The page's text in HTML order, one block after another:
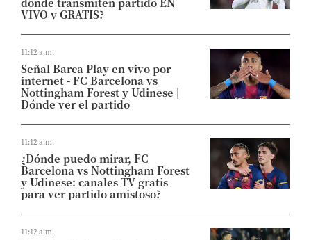
VIVO y GRATIS?
11:12 a.m.
Señal Barca Play en vivo por
internet - FC Barcelona vs
Nottingham Forest y Udinese |
Dónde ver el partido
11:12 a.m.
¿Dónde puedo mirar, FC
Barcelona vs Nottingham Forest
y Udinese: canales TV gratis
para ver partido amistoso?
11:12 a.m.